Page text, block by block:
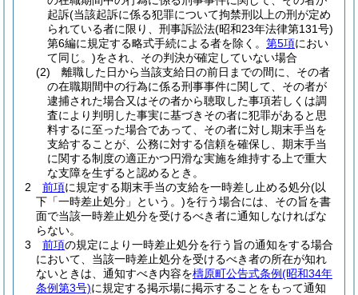
起訴(当該起訴に係る犯罪について拘禁刑以上の刑が定め
られている者に限り、刑事訴訟法(昭和23年法律第131号)
第6編に規定する略式手続による者を除く。 第5項におい
て同じ。)をされ、その判決が確定していない場合
(2)
離職した日から当該支給日の前日までの間に、その者
の在職期間中の行為に係る刑事事件に関して、その者が
逮捕された場合又はその者から聴取した事項若しくは調
査により判明した事実に基づきその者に犯罪があると思
料するに至った場合であって、その者に対し期末手当を
支給することが、公務に対する信頼を確保し、期末手当
に関する制度の適正かつ円滑な実施を維持する上で重大
な支障を生ずると認めるとき。
2
前項に規定する期末手当の支給を一時差し止める処分(以
下「一時差止処分」という。)を行う場合には、その旨を書
面で当該一時差止処分を受けるべき者に通知しなければな
らない。
3
前項の規定により一時差止処分を行う旨の通知をする場合
において、当該一時差止処分を受けるべき者の所在が知れ
ないときは、通知すべき内容を檮原町公告式条例(昭和34年
条例第3号)に規定する掲示場に掲示することをもって通知